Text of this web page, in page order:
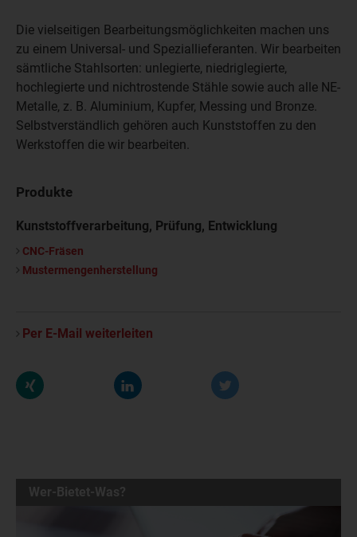
Die vielseitigen Bearbeitungs­möglichkeiten machen uns
zu einem Universal- und Speziallieferanten. Wir bearbeiten
sämtliche Stahlsorten: unlegierte, niedriglegierte,
hochlegierte und nichtrostende Stähle sowie auch alle NE-
Metalle, z. B. Aluminium, Kupfer, Messing und Bronze.
Selbstverständlich gehören auch Kunststoffen zu den
Werkstoffen die wir bearbeiten.
Produkte
Kunststoffverarbeitung, Prüfung, Entwicklung
CNC-Fräsen
Mustermengenherstellung
Per E-Mail weiterleiten
Wer-Bietet-Was?